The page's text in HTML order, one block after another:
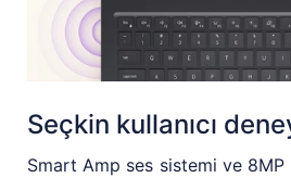
Seçkin kullanıcı
Smart Amp ses sistemi ve 8MP